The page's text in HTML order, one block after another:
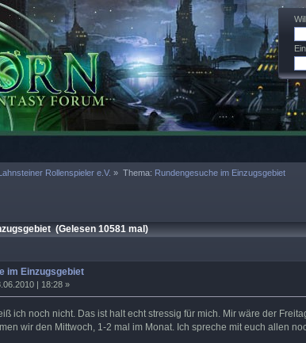
Rollenspieler e.V. » Thema: Rundengesuche im Einzugsgebiet
(Gelesen 10581 mal)
im Einzugsgebiet
| 18:28 »
ich noch nicht. Das ist halt echt stressig für mich. Mir wäre der
wir den Mittwoch, 1-2 mal im Monat. Ich spreche mit euch allen